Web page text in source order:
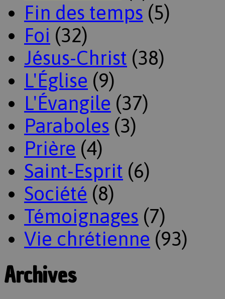
Fin des temps (5)
Foi (32)
Jésus-Christ (38)
L'Église (9)
L'Évangile (37)
Paraboles (3)
Prière (4)
Saint-Esprit (6)
Société (8)
Témoignages (7)
Vie chrétienne (93)
Archives